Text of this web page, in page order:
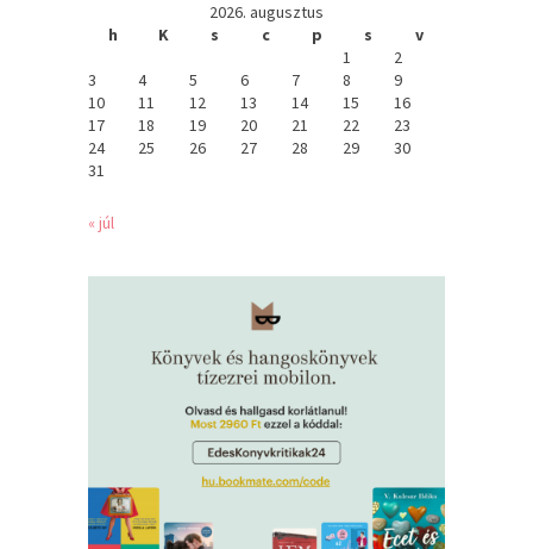
2026. augusztus
h
K s c p s
v
1
2
3
4 5 6 7 8
9
10
11 12 13 14 15
16
17
18 19 20 21 22
23
24
25 26 27 28 29
30
31
« júl